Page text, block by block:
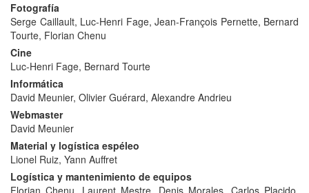
Fotografía
Serge Caillault, Luc-Henri Fage, Jean-François Pernette, Bernard
Tourte, Florian Chenu
Cine
Luc-Henri Fage, Bernard Tourte
Informática
David Meunier, Olivier Guérard, Alexandre Andrieu
Webmaster
David Meunier
Material y logística espéleo
Lionel Ruiz, Yann Auffret
Logística y mantenimiento de equipos
Florian Chenu, Laurent Mestre, Denis Morales, Carlos Placido,